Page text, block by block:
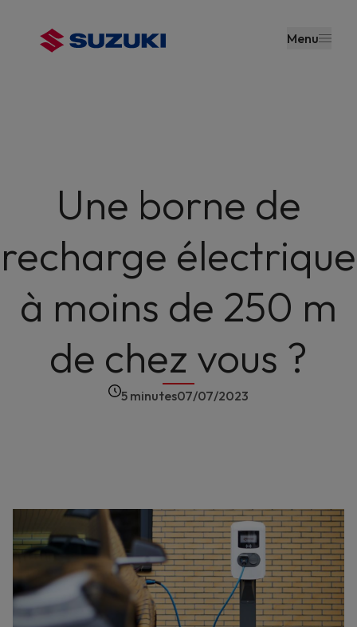
principal
Menu
Une borne de
recharge électrique
à moins de 250 m
de chez vous ?
5 minutes07/07/2023